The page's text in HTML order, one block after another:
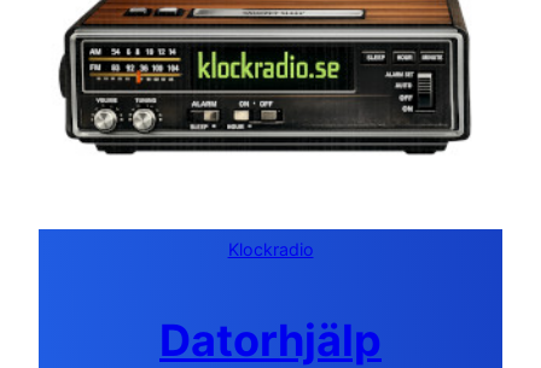
Klockradio
Datorhjälp